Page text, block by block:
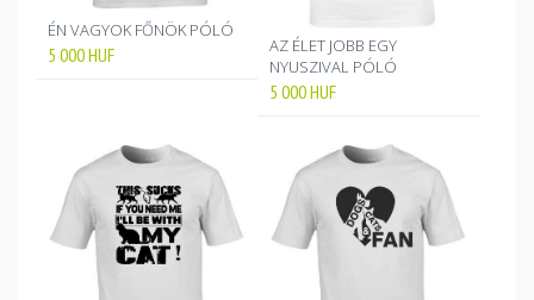
ÉN VAGYOK FŐNÖK PÓLÓ
5 000HUF
AZ ÉLET JOBB EGY
NYUSZIVAL PÓLÓ
5 000HUF